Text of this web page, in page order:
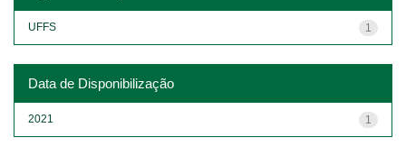
1
UFFS
Data de Disponibilização
1
2021